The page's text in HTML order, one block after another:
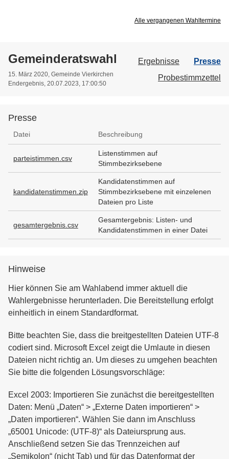
Alle vergangenen Wahltermine
Gemeinderatswahl
15. März 2020, Gemeinde Vierkirchen
Endergebnis, 20.07.2023, 17:00:50
Ergebnisse
Presse
Probestimmzettel
Presse
Datei Beschreibung
parteistimmen.csv
Listenstimmen auf
Stimmbezirksebene
kandidatenstimmen.zip
Kandidatenstimmen auf
Stimmbezirksebene mit einzelenen
Dateien pro Liste
gesamtergebnis.csv
Gesamtergebnis: Listen- und
Kandidatenstimmen in einer Datei
Hinweise
Hier können Sie am Wahlabend immer aktuell die
Wahlergebnisse herunterladen. Die Bereitstellung erfolgt
einheitlich in einem Standardformat.
Bitte beachten Sie, dass die breitgestellten Dateien UTF-8
codiert sind. Microsoft Excel zeigt die Umlaute in diesen
Dateien nicht richtig an. Um dieses zu umgehen beachten
Sie bitte die folgenden Lösungsvorschläge:
Excel 2003: Importieren Sie zunächst die bereitgestellten
Daten: Menü „Daten“ > „Externe Daten importieren“ >
„Daten importieren“. Wählen Sie dann im Anschluss
„65001 Unicode: (UTF-8)“ als Dateiursprung aus.
Anschließend setzen Sie das Trennzeichen auf
„Semikolon“ (nicht Tab) und für das Datenformat der